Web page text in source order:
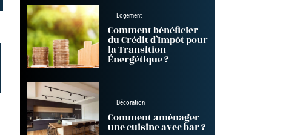
Logement
Comment bénéficier
du Crédit d’Impôt pour
la Transition
Énergétique ?
Décoration
Comment aménager
une cuisine avec bar ?